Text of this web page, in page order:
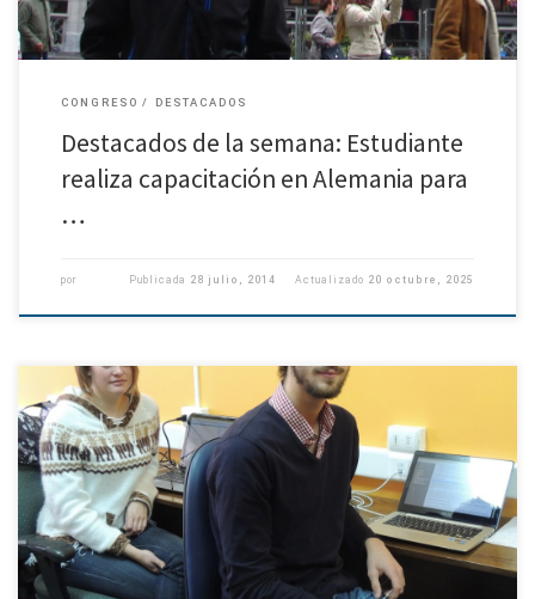
CONGRESO DESTACADOS
Destacados de la semana: Estudiante
realiza capacitación en Alemania para
…
por Publicada 28 julio, 2014 Actualizado 20 octubre, 2025
Carolina Parada realiza estadía de investigación en Seattle Una agitada
agenda tendrá la profesora Carolina Parada en su estadía en Seattle, desde
el 7 al 25 de julio, donde participará […]